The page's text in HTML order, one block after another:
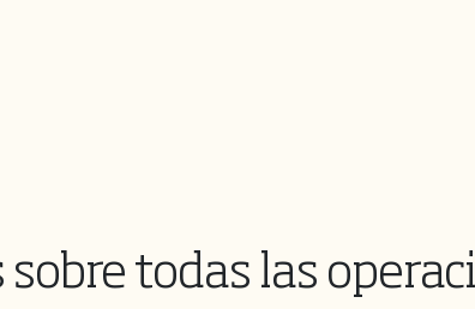
todas las
Alimentaria?
la producción